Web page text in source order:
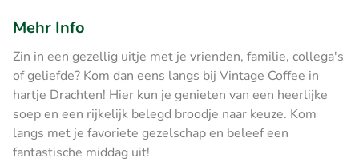
Mehr Info
Zin in een gezellig uitje met je vrienden, familie, collega's
of geliefde? Kom dan eens langs bij Vintage Coffee in
hartje Drachten! Hier kun je genieten van een heerlijke
soep en een rijkelijk belegd broodje naar keuze. Kom
langs met je favoriete gezelschap en beleef een
fantastische middag uit!